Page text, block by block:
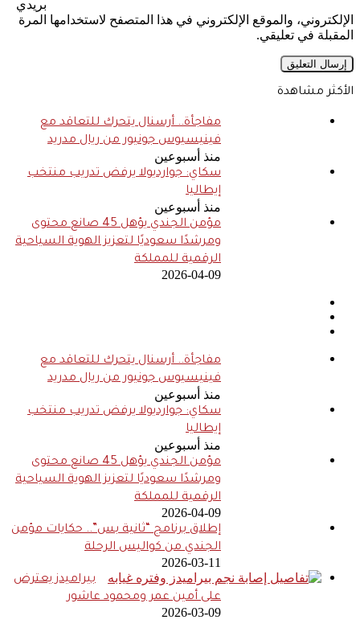
بريدي
الإلكتروني، والموقع الإلكتروني في هذا المتصفح لاستخدامها المرة
المقبلة في تعليقي.
الأكثر مشاهدة
مفاجأة.. أرسنال يتحرك للتعاقد مع
فينيسيوس جونيور من ريال مدريد
منذ أسبوعين
سكاي: جوارديولا يرفض تدريب منتخب
إيطاليا
منذ أسبوعين
مؤمن الجندي يؤهل 45 صانع محتوى
ومرشدًا سعوديًا لتعزيز الهوية السياحية
الرقمية للمملكة
2026-04-09
مفاجأة.. أرسنال يتحرك للتعاقد مع
فينيسيوس جونيور من ريال مدريد
منذ أسبوعين
سكاي: جوارديولا يرفض تدريب منتخب
إيطاليا
منذ أسبوعين
مؤمن الجندي يؤهل 45 صانع محتوى
ومرشدًا سعوديًا لتعزيز الهوية السياحية
الرقمية للمملكة
2026-04-09
إطلاق برنامج “ثانية بس”.. حكايات مؤمن
الجندي من كواليس الرحلة
2026-03-11
بيراميدز يعترض
على أمين عمر ومحمود عاشور
2026-03-09